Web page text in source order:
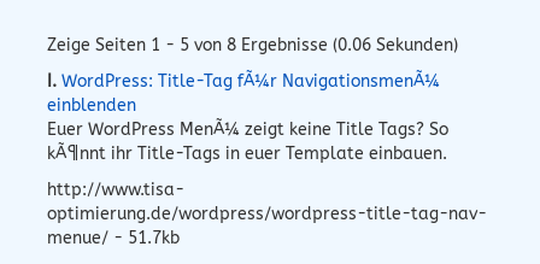
Zeige Seiten 1 - 5 von 8 Ergebnisse (0.06 Sekunden)
I. WordPress: Title-Tag fÃ¼r NavigationsmenÃ¼
einblenden
Euer WordPress MenÃ¼ zeigt keine Title Tags? So
kÃ¶nnt ihr Title-Tags in euer Template einbauen.
http://www.tisa-
optimierung.de/wordpress/wordpress-title-tag-nav-
menue/ - 51.7kb